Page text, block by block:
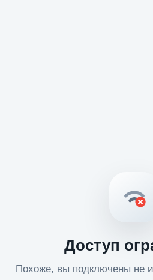
Доступ
Похоже, вы подключены не